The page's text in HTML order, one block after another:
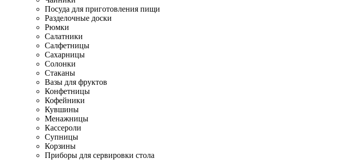
Посуда для приготовления пищи
Разделочные доски
Рюмки
Салатники
Салфетницы
Сахарницы
Солонки
Стаканы
Вазы для фруктов
Конфетницы
Кофейники
Кувшины
Менажницы
Кассероли
Супницы
Корзины
Приборы для сервировки стола